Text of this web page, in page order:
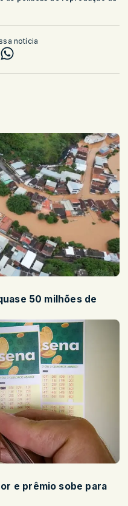
notícia
50 milhões de
e prêmio sobe para